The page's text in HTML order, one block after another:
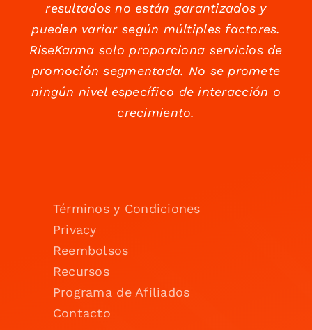
resultados no están garantizados y
pueden variar según múltiples factores.
RiseKarma solo proporciona servicios de
promoción segmentada. No se promete
ningún nivel específico de interacción o
crecimiento.
Términos y Condiciones
Privacy
Reembolsos
Recursos
Programa de Afiliados
Contacto